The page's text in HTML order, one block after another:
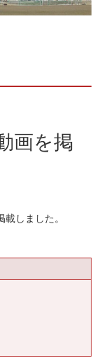
画を掲
しました。